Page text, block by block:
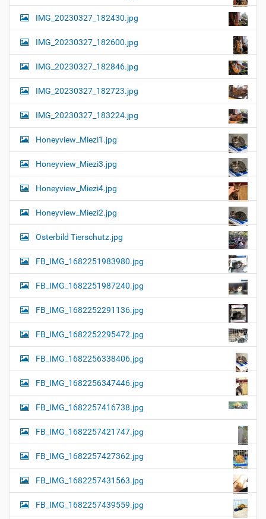
IMG_20230327_182430.jpg
IMG_20230327_182600.jpg
IMG_20230327_182846.jpg
IMG_20230327_182723.jpg
IMG_20230327_183224.jpg
Honeyview_Miezi1.jpg
Honeyview_Miezi3.jpg
Honeyview_Miezi4.jpg
Honeyview_Miezi2.jpg
Osterbild Tierschutz.jpg
FB_IMG_1682251983980.jpg
FB_IMG_1682251987240.jpg
FB_IMG_1682252291136.jpg
FB_IMG_1682252295472.jpg
FB_IMG_1682256338406.jpg
FB_IMG_1682256347446.jpg
FB_IMG_1682257416738.jpg
FB_IMG_1682257421747.jpg
FB_IMG_1682257427362.jpg
FB_IMG_1682257431563.jpg
FB_IMG_1682257439559.jpg